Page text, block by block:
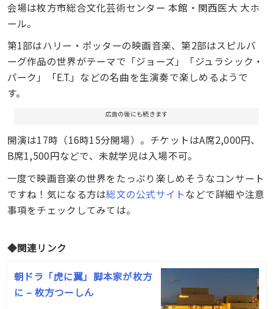
会場は枚方市総合文化芸術センター 本館・関西医大 大ホ
ール。
第1部はハリー・ポッターの映画音楽、第2部はスピルバ
ーグ作品の世界がテーマで「ジョーズ」「ジュラシック・
パーク」「E.T.」などの名曲を生演奏で楽しめるようで
す。
広告の後にも続きます
開演は17時（16時15分開場）。チケットはA席2,000円、
B席1,500円などで、未就学児は入場不可。
一度で映画音楽の世界をたっぷり楽しめそうなコンサート
ですね！気になる方は総文の公式サイトなどで詳細や注意
事項をチェックしてみては。
◆関連リンク
朝ドラ「虎に翼」脚本家が枚方
に – 枚方つーしん